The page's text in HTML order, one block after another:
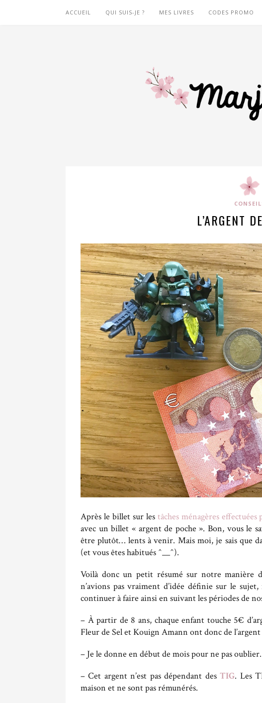
ACCUEIL QUI SUIS-JE ? MES LIVRES CODES PROMO
L’ARGENT
Après le billet sur les tâches ménagères effectuées
avec un billet « argent de poche ». Bon, vous le
être plutôt… lents à venir. Mais moi, je sais que
(et vous êtes habitués ^__^).
Voilà donc un petit résumé sur notre manière
n’avions pas vraiment d’idée définie sur le
continuer à faire ainsi en suivant les périodes de
– À partir de 8 ans, chaque enfant touche 5€
Fleur de Sel et Kouign Amann ont donc de l’argent
– Je le donne en début de mois pour ne pas oublier.
– Cet argent n’est pas dépendant desTIG. Les
maison et ne sont pas rémunérés.